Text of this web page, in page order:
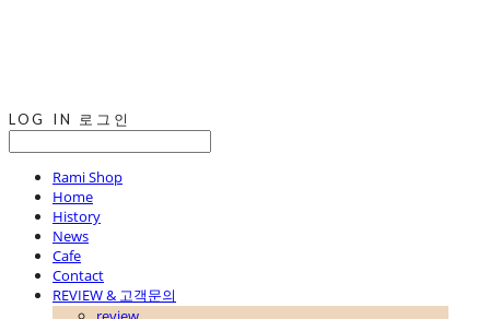
LOG IN 로그인
Rami Shop
Home
History
News
Cafe
Contact
REVIEW & 고객문의